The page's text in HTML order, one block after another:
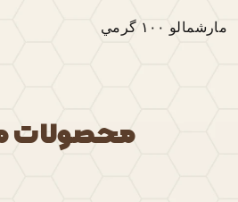
مارشمالو ١٠٠ گرمي
محصولات